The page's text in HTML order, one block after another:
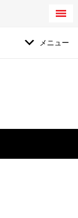
メニュー